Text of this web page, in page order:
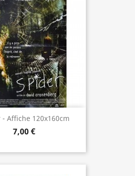
Affiche 120x160cm
7,00 €